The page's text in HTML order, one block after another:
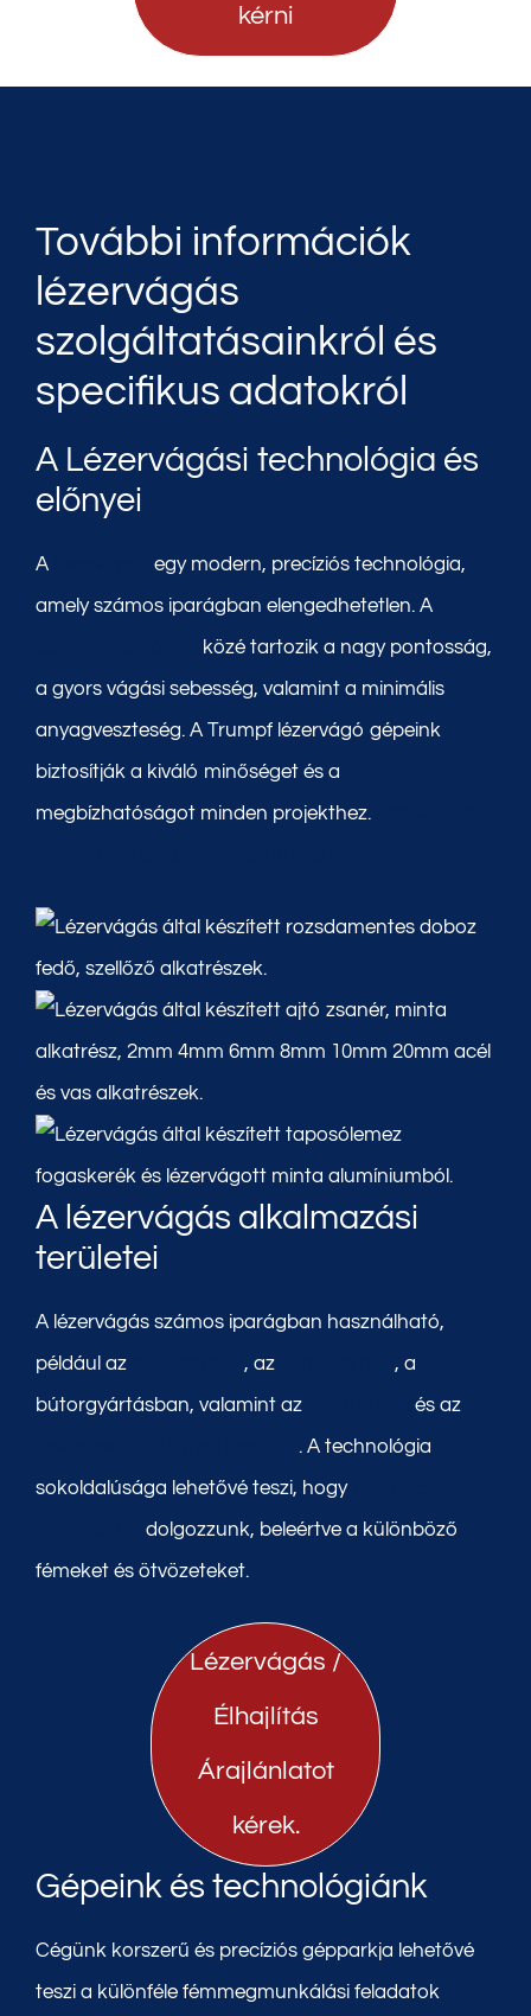
kérni
További információk
lézervágás
szolgáltatásainkról és
specifikus adatokról
A Lézervágási technológia és
előnyei
A
egy modern, precíziós technológia,
amely számos iparágban elengedhetetlen. A
közé tartozik a nagy pontosság,
a gyors vágási sebesség, valamint a minimális
anyagveszteség. A Trumpf lézervágó gépeink
biztosítják a kiváló minőséget és a
megbízhatóságot minden projekthez.
A lézervágás alkalmazási
területei
A lézervágás számos iparágban használható,
például az
, az
, a
bútorgyártásban, valamint az
és az
. A technológia
sokoldalúsága lehetővé teszi, hogy
dolgozzunk, beleértve a különböző
fémeket és ötvözeteket.
Lézervágás /
Élhajlítás
Árajlánlatot
kérek.
Gépeink és technológiánk
Cégünk korszerű és precíziós gépparkja lehetővé
teszi a különféle fémmegmunkálási feladatok